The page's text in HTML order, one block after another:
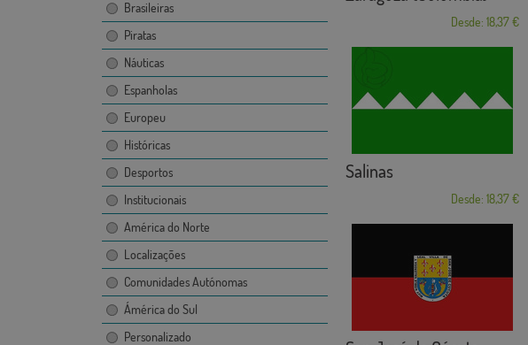
Brasileiras
Piratas
Náuticas
Espanholas
Europeu
Históricas
Desportos
Institucionais
América do Norte
Localizações
Comunidades Autónomas
Ámérica do Sul
Personalizado
Desde: 18,37 €
Salinas
Desde: 18,37 €